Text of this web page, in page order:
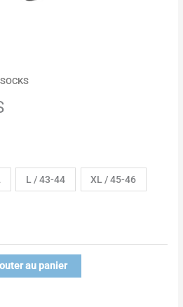
L / 43-44 XL / 45-46
au panier